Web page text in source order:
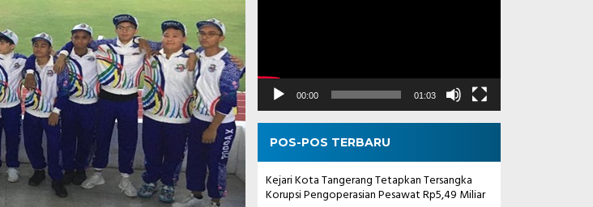
00:00 01:03
POS-POS TERBARU
Kejari Kota Tangerang Tetapkan Tersangka
Korupsi Pengoperasian Pesawat Rp5,49 Miliar